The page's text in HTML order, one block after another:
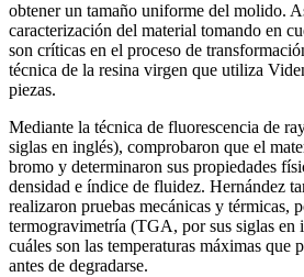
obtener un tamaño uniforme del molido.
caracterización del material tomando en
son críticas en el proceso de
técnica de la resina virgen que utiliza
piezas.
Mediante la técnica de fluorescencia de
siglas en inglés), comprobaron que el
bromo y determinaron sus propiedades
densidad e índice de fluidez. Hernández
realizaron pruebas mecánicas y térmicas,
termogravimetría (TGA, por sus siglas en
cuáles son las temperaturas máximas que
antes de degradarse.